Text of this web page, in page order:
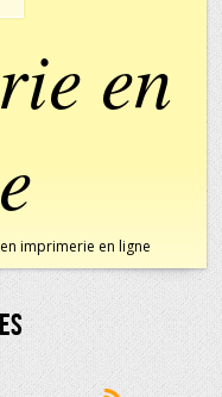
en
imprimerie en ligne